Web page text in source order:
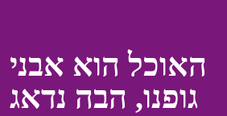
האוכל הוא אבני
גופנו, הבה